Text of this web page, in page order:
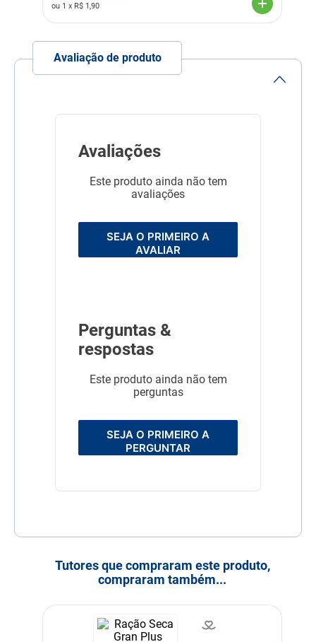
Composição
Plástico, fibra de bambu e
bacon
ou 1 x R$ 1,90
Avaliação de produto
Avaliações
Este produto ainda não tem
avaliações
SEJA O PRIMEIRO A
AVALIAR
Perguntas &
respostas
Este produto ainda não tem
perguntas
SEJA O PRIMEIRO A
PERGUNTAR
Tutores que compraram este produto,
compraram também...